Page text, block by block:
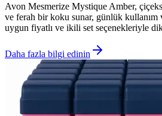
Avon Mesmerize Mystique Amber,
ve ferah bir koku sunar, günlük kullanım
uygun fiyatlı ve ikili set seçenekleriyle
Daha fazla bilgi edinin